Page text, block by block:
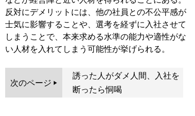
反対にデメリットには、他の社員との不公平感が
士気に影響することや、選考を経ずに入社させて
しまうことで、本来求める水準の能力や適性がな
い人材を入れてしまう可能性が挙げられる。
次のページ
誘った人がダメ人間、入社を
断ったら恫喝